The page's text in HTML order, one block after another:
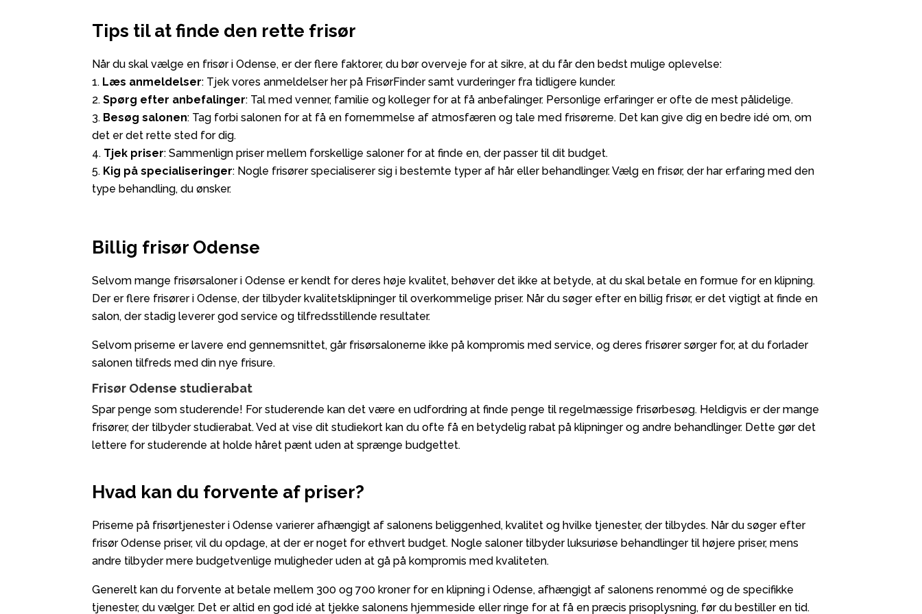
Tips til at finde den rette frisør
Når du skal vælge en frisør i Odense, er der flere faktorer, du bør overveje for at sikre, at du får den bedst mulige oplevelse:
Læs anmeldelser: Tjek vores anmeldelser her på FrisørFinder samt vurderinger fra tidligere kunder.
Spørg efter anbefalinger: Tal med venner, familie og kolleger for at få anbefalinger. Personlige erfaringer er ofte de mest pålidelige.
Besøg salonen: Tag forbi salonen for at få en fornemmelse af atmosfæren og tale med frisørerne. Det kan give dig en bedre idé om, om
det er det rette sted for dig.
Tjek priser: Sammenlign priser mellem forskellige saloner for at finde en, der passer til dit budget.
Kig på specialiseringer: Nogle frisører specialiserer sig i bestemte typer af hår eller behandlinger. Vælg en frisør, der har erfaring med den
type behandling, du ønsker.
Billig frisør Odense
Selvom mange frisørsaloner i Odense er kendt for deres høje kvalitet, behøver det ikke at betyde, at du skal betale en formue for en klipning.
Der er flere frisører i Odense, der tilbyder kvalitetsklipninger til overkommelige priser. Når du søger efter en billig frisør, er det vigtigt at finde en
salon, der stadig leverer god service og tilfredsstillende resultater.
Selvom priserne er lavere end gennemsnittet, går frisørsalonerne ikke på kompromis med service, og deres frisører sørger for, at du forlader
salonen tilfreds med din nye frisure.
Frisør Odense studierabat
Spar penge som studerende! For studerende kan det være en udfordring at finde penge til regelmæssige frisørbesøg. Heldigvis er der mange
frisører, der tilbyder studierabat. Ved at vise dit studiekort kan du ofte få en betydelig rabat på klipninger og andre behandlinger. Dette gør det
lettere for studerende at holde håret pænt uden at sprænge budgettet.
Hvad kan du forvente af priser?
Priserne på frisørtjenester i Odense varierer afhængigt af salonens beliggenhed, kvalitet og hvilke tjenester, der tilbydes. Når du søger efter
frisør Odense priser, vil du opdage, at der er noget for ethvert budget. Nogle saloner tilbyder luksuriøse behandlinger til højere priser, mens
andre tilbyder mere budgetvenlige muligheder uden at gå på kompromis med kvaliteten.
Generelt kan du forvente at betale mellem 300 og 700 kroner for en klipning i Odense, afhængigt af salonens renommé og de specifikke
tjenester, du vælger. Det er altid en god idé at tjekke salonens hjemmeside eller ringe for at få en præcis prisoplysning, før du bestiller en tid.